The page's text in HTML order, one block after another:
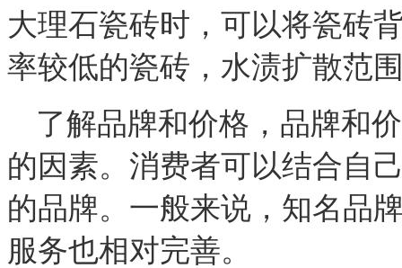
大理石瓷砖时，可以将瓷砖
率较低的瓷砖，水渍扩散范
了解品牌和价格， 品牌和
的因素。消费者可以结合自
的品牌。一般来说，知名品
服务也相对完善。